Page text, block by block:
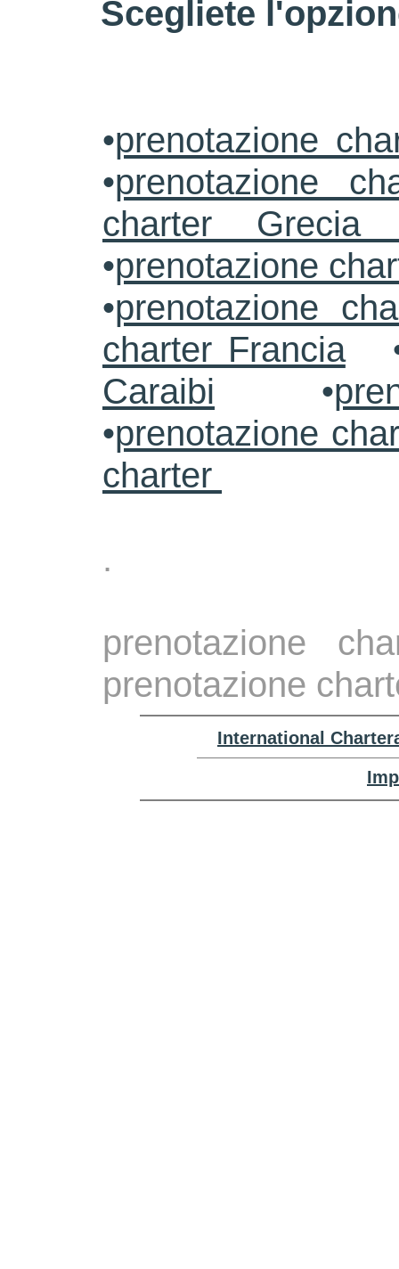
Scegliete
•prenotazione
•prenotazione
charter
•prenotazione
•prenotazione
charter Francia
Caraibi •
•prenotazione
charter
.
prenotazione
prenotazione
International